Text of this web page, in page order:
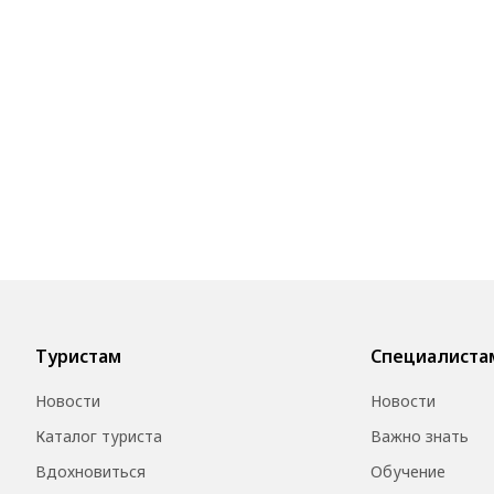
Туристам
Новости
Каталог туриста
Вдохновиться
Новости
Важно знать
Обучение